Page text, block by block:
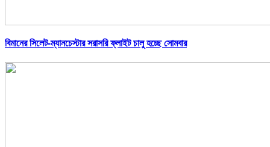
বিমানের সিলেট-ম্যানচেস্টার সরাসরি ফ্লাইট চালু হচ্ছে সোমবার